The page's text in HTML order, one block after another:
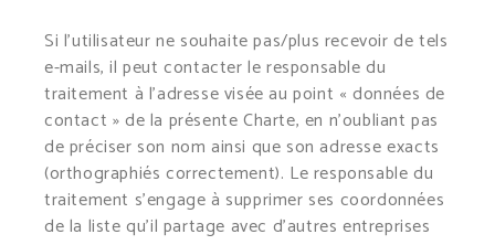
Si l’utilisateur ne souhaite pas/plus recevoir de tels
e-mails, il peut contacter le responsable du
traitement à l’adresse visée au point « données de
contact » de la présente Charte, en n’oubliant pas
de préciser son nom ainsi que son adresse exacts
(orthographiés correctement). Le responsable du
traitement s’engage à supprimer ses coordonnées
de la liste qu’il partage avec d’autres entreprises